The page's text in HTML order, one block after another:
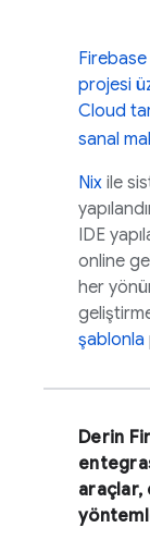
projesi
Cloud
sanal
Nix ile
IDE
online
her
şablonla
Derin
araçlar,